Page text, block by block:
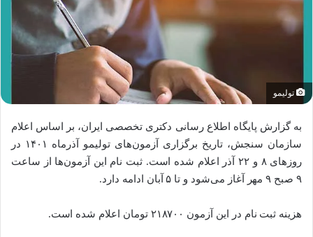
تولیمو
به گزارش پایگاه اطلاع رسانی دکتری تخصصی ایران، بر اساس اعلام
سازمان سنجش، تاریخ برگزاری آزمون‌های تولیمو آذرماه ۱۴۰۱ در
روزهای ۸ و ۲۲ آذر اعلام شده است. ثبت نام این آزمون‌ها از ساعت
۹ صبح ۹ مهر آغاز می‌شود و تا ۵ آبان ادامه دارد.
هزینه ثبت نام در این آزمون ۲۱۸۷۰۰ تومان اعلام شده است.